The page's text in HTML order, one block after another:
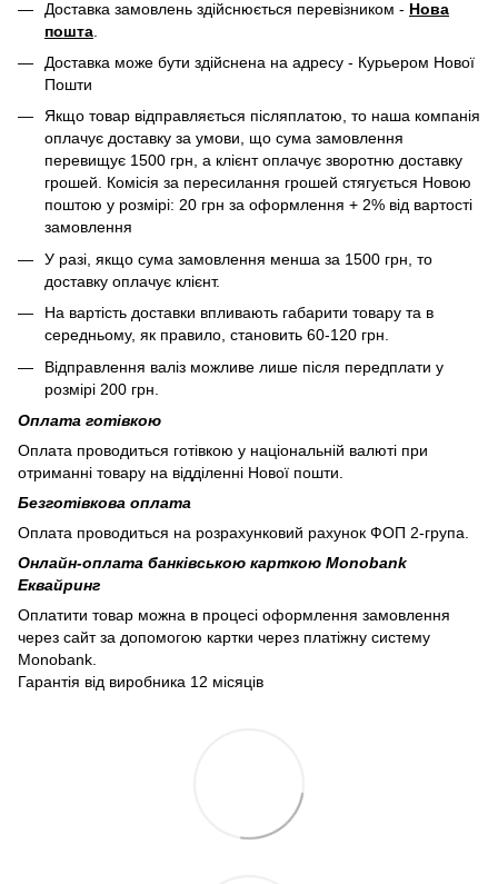
Доставка замовлень здійснюється перевізником - Нова
пошта
Доставка може бути здійснена на адресу - Курьером Нової
Пошти
Якщо товар відправляється післяплатою, то наша компанія
оплачує доставку за умови, що сума замовлення
перевищує 1500 грн, а клієнт оплачує зворотню доставку
грошей. Комісія за пересилання грошей стягується Новою
поштою у розмірі: 20 грн за оформлення + 2% від вартості
замовлення
У разі, якщо сума замовлення менша за 1500 грн, то
доставку оплачує клієнт.
На вартість доставки впливають габарити товару та в
середньому, як правило, становить 60-120 грн.
Відправлення валіз можливе лише після передплати у
розмірі 200 грн.
Оплата готівкою
Оплата проводиться готівкою у національній валюті при
отриманні товару на відділенні Нової пошти.
Безготівкова оплата
Оплата проводиться на розрахунковий рахунок ФОП 2-група.
Онлайн-оплата банківською карткою Monobank
Еквайринг
Оплатити товар можна в процесі оформлення замовлення
через сайт за допомогою картки через платіжну систему
Monobank.
Гарантія від виробника 12 місяців